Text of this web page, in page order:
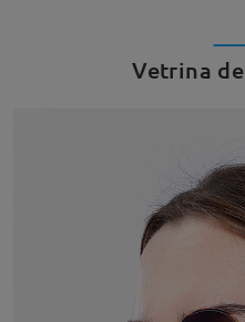
Vetrina